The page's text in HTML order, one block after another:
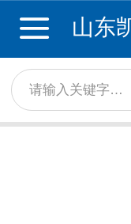
山东
请输入关键字…